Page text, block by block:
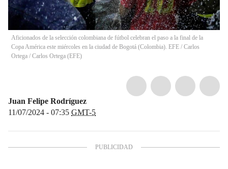
Aficionados de la selección colombiana de fútbol celebran el paso a la final de la
Copa América este miércoles en la ciudad de Bogotá (Colombia). EFE / Carlos
Ortega / Carlos Ortega (EFE)
Juan Felipe Rodríguez
11/07/2024 - 07:35 GMT-5